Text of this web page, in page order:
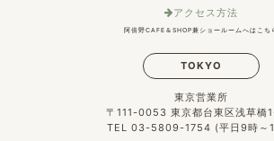
アクセス方法
阿倍野CAFE＆SHOP兼ショールームへはこち
TOKYO
東京営業所
〒111-0053 東京都台東区浅草橋
TEL 03-5809-1754 (平日9時～